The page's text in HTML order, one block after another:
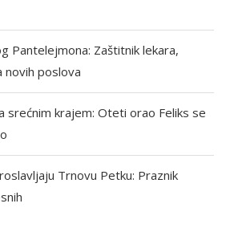
Pantelejmona: Zaštitnik lekara,
novih poslova
srećnim krajem: Oteti orao Feliks se
Trnovu Petku: Praznik